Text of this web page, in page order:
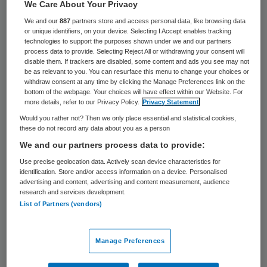
26 september 2022,14:12
1058 keer gelezen
Aukje Reinders neemt per 1 januari 2023
afscheidals voorzitter raad van bestuur
(rvb) van Coloriet. Zij is sinds 1 juli 2015
bestuursvoorzitter van de zorgorganisatie,
die zorg, behandeling en ondersteuning
biedt aan ouderen in Dronten, Lelystad en
Zeewolde.
Na ruim zeven jaar neemt Reinders
de strategische koers tot 2025 tot stand
gekomen. “Ook heeft ze meegebouwd aan
We Care About Your Privacy
We and our887 partners store and access personal data, like browsing data
or unique identifiers, on your device. Selecting I Accept enables tracking
technologies to support the purposes shown under we and our partners
process data to provide. Selecting Reject All or withdrawing your consent will
disable them. If trackers are disabled, some content and ads you see may not
be as relevant to you. You can resurface this menu to change your choices or
withdraw consent at any time by clicking the Manage Preferences link on the
bottom of the webpage. Your choices will have effect within our Website. For
more details, refer to our Privacy Policy.
Privacy Statement
Would you rather not? Then we only place essential and statistical cookies,
these do not record any data about you as a person
We and our partners process data to provide:
Use precise geolocation data. Actively scan device characteristics for
identification. Store and/or access information on a device. Personalised
advertising and content, advertising and content measurement, audience
research and services development.
List of Partners (vendors)
Manage Preferences